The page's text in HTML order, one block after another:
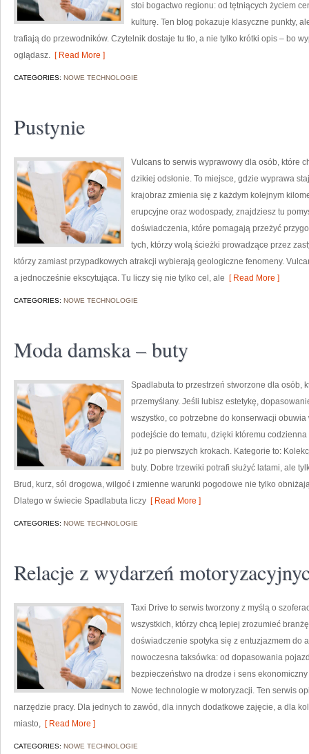
stoi bogactwo regionu: od tętniących życiem
kulturę. Ten blog pokazuje klasyczne punkty,
trafiają do przewodników. Czytelnik dostaje tu tło, a nie tylko krótki opis – bo
oglądasz. [ Read More ]
CATEGORIES: NOWE TECHNOLOGIE
Pustynie
Vulcans to serwis wyprawowy dla osób, które
dzikiej odsłonie. To miejsce, gdzie wyprawa
krajobraz zmienia się z każdym kolejnym
erupcyjne oraz wodospady, znajdziesz tu
doświadczenia, które pomagają przeżyć
tych, którzy wolą ścieżki prowadzące przez
którzy zamiast przypadkowych atrakcji wybierają geologiczne fenomeny.
a jednocześnie ekscytująca. Tu liczy się nie tylko cel, ale [ Read More ]
CATEGORIES: NOWE TECHNOLOGIE
Moda damska – buty
Spadlabuta to przestrzeń stworzone dla osób,
przemyślany. Jeśli lubisz estetykę,
wszystko, co potrzebne do konserwacji
podejście do tematu, dzięki któremu
już po pierwszych krokach. Kategorie to:
buty. Dobre trzewiki potrafi służyć latami, ale
Brud, kurz, sól drogowa, wilgoć i zmienne warunki pogodowe nie tylko
Dlatego w świecie Spadlabuta liczy [ Read More ]
CATEGORIES: NOWE TECHNOLOGIE
Relacje z wydarzeń
Taxi Drive to serwis tworzony z myślą o
wszystkich, którzy chcą lepiej zrozumieć
doświadczenie spotyka się z entuzjazmem do
nowoczesna taksówka: od dopasowania
bezpieczeństwo na drodze i sens
Nowe technologie w motoryzacji. Ten serwis
narzędzie pracy. Dla jednych to zawód, dla innych dodatkowe zajęcie, a dla
miasto, [ Read More ]
CATEGORIES: NOWE TECHNOLOGIE